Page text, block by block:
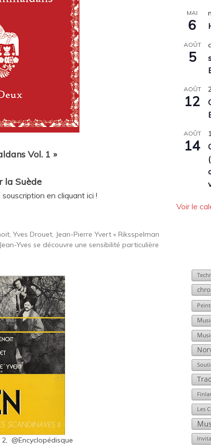
Vol. 1 »
la Suède
en cliquant ici !
Yves Drouet, Jean-Pierre Yvert « Riksspelman
Yves se découvre une sensibilité particulière
@Encyclopédisque
MAI
6
AOÛT
5
AOÛT
12
AOÛT
14
Voir le
Les